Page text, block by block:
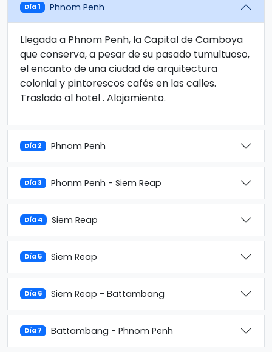
Día 1 Phnom Penh
Llegada a Phnom Penh, la Capital de Camboya
que conserva, a pesar de su pasado tumultuoso,
el encanto de una ciudad de arquitectura
colonial y pintorescos cafés en las calles.
Traslado al hotel . Alojamiento.
Día 2 Phnom Penh
Día 3 Phonm Penh - Siem Reap
Día 4 Siem Reap
Día 5 Siem Reap
Día 6 Siem Reap - Battambang
Día 7 Battambang - Phnom Penh